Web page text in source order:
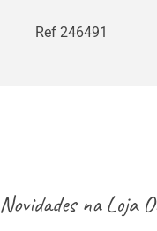
Ref 246491
Novidades naLoja